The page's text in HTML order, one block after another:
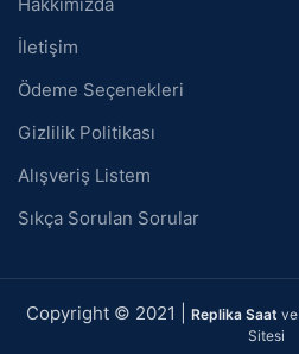
İletişim
Ödeme Seçenekleri
Gizlilik Politikası
Alışveriş Listem
Sıkça Sorulan Sorular
Copyright © 2021 | Replika Saat ve
Sitesi